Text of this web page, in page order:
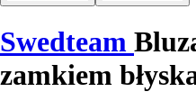
Swedteam
zamkiem